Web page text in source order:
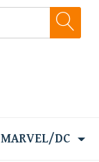
MARVEL/DC